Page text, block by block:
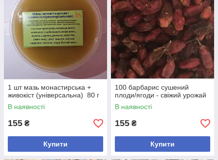
1 шт мазь монастирська +
живокіст (універсальна) 80 г
В наявності
155 ₴
Купити
100 барбарис сушений
плоди/ягоди - свіжий урожай
В наявності
155 ₴
Купити